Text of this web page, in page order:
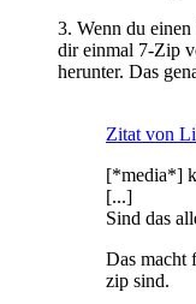
3. Wenn du
dir einmal 7-Zip
herunter. Das
Zitat von
[*media*]
[...]
Sind das
Das macht
zip sind.